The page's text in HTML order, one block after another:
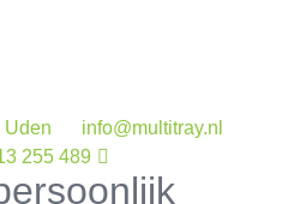
Uden
info@multitray.nl
255 489